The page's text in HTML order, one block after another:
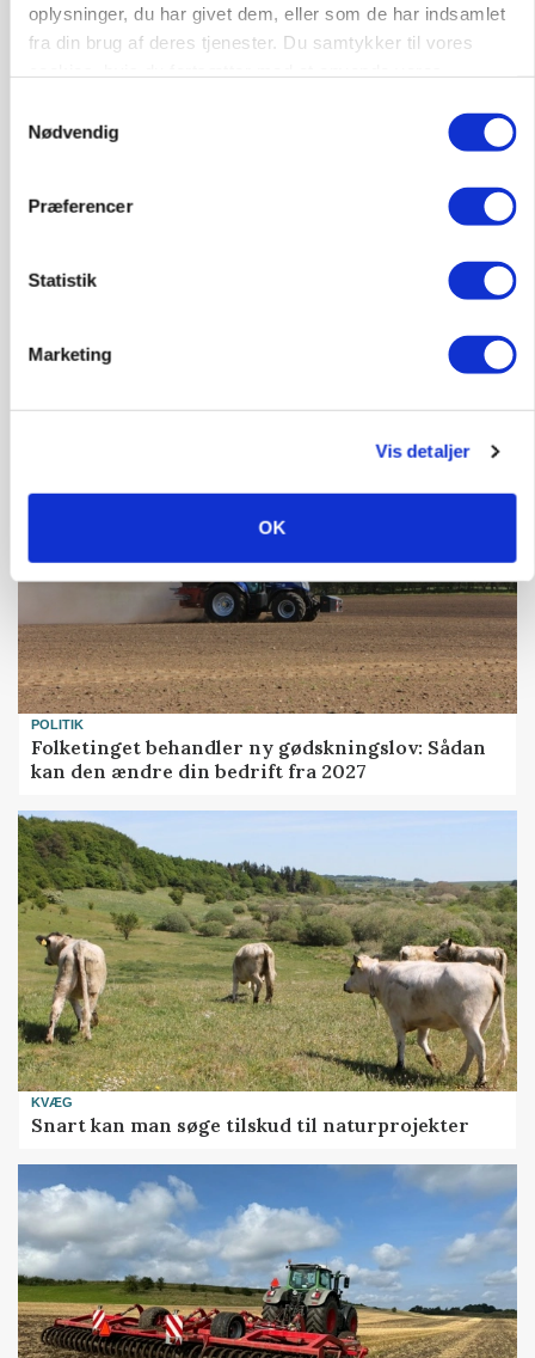
oplysninger, du har givet dem, eller som de har indsamlet
fra din brug af deres tjenester. Du samtykker til vores
Nødvendig
Præferencer
Statistik
Marketing
Vis detaljer
OK
marked for biokul
protestgruppe vil demonstrere mod ny
POLITIK
Folketinget behandler ny gødskningslov: Sådan
kan den ændre din bedrift fra 2027
KVÆG
Snart kan man søge tilskud til naturprojekter